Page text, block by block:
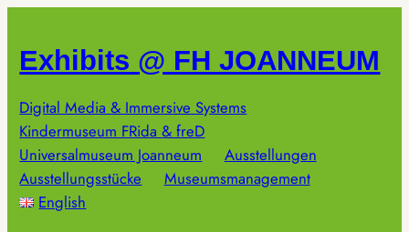
springen
Exhibits @ FH JOANNEUM
Digital Media & Immersive Systems
Kindermuseum FRida & freD
Universalmuseum Joanneum
Ausstellungen
Ausstellungsstücke
Museumsmanagement
English